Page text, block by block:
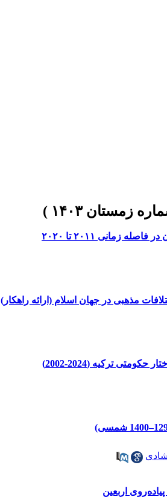
۲۰۱۱ تا ۲۰۲۰
مذهبی در جهان اسلام (ارائه راهکار)
ترکیه (2024-2002)
اربعین